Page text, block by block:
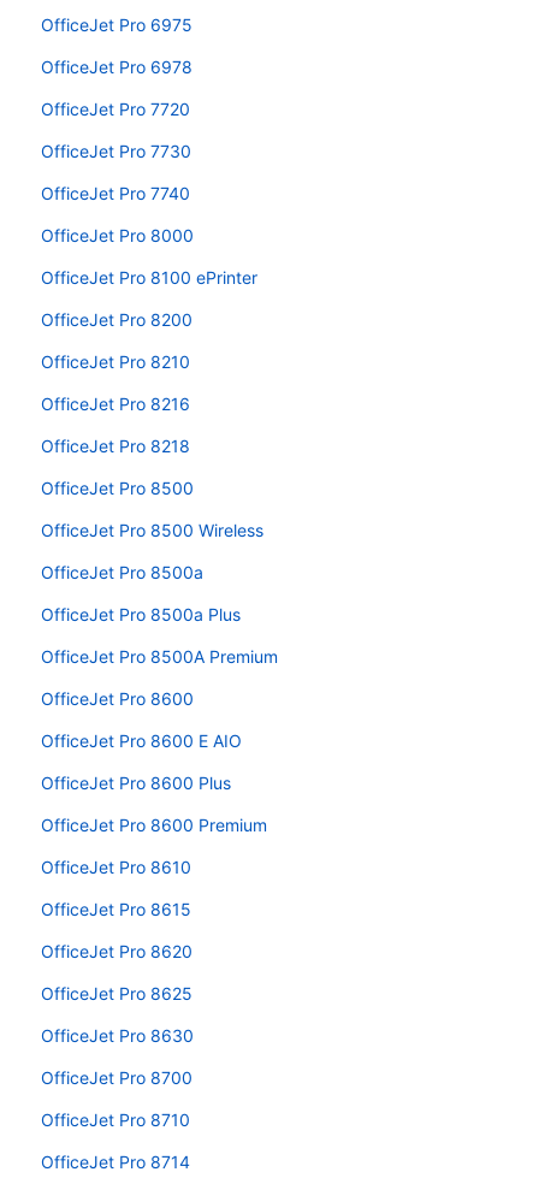
OfficeJet Pro 6975
OfficeJet Pro 6978
OfficeJet Pro 7720
OfficeJet Pro 7730
OfficeJet Pro 7740
OfficeJet Pro 8000
OfficeJet Pro 8100 ePrinter
OfficeJet Pro 8200
OfficeJet Pro 8210
OfficeJet Pro 8216
OfficeJet Pro 8218
OfficeJet Pro 8500
OfficeJet Pro 8500 Wireless
OfficeJet Pro 8500a
OfficeJet Pro 8500a Plus
OfficeJet Pro 8500A Premium
OfficeJet Pro 8600
OfficeJet Pro 8600 E AIO
OfficeJet Pro 8600 Plus
OfficeJet Pro 8600 Premium
OfficeJet Pro 8610
OfficeJet Pro 8615
OfficeJet Pro 8620
OfficeJet Pro 8625
OfficeJet Pro 8630
OfficeJet Pro 8700
OfficeJet Pro 8710
OfficeJet Pro 8714